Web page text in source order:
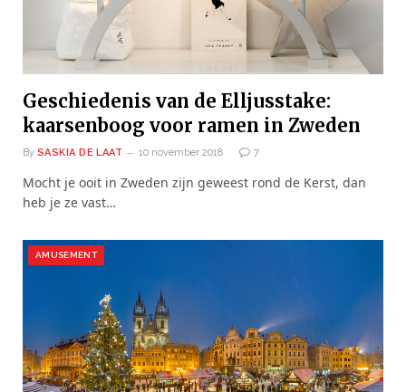
Geschiedenis van de Elljusstake:
kaarsenboog voor ramen in Zweden
By SASKIA DE LAAT 10 november 2018 7
Mocht je ooit in Zweden zijn geweest rond de Kerst, dan
heb je ze vast…
AMUSEMENT